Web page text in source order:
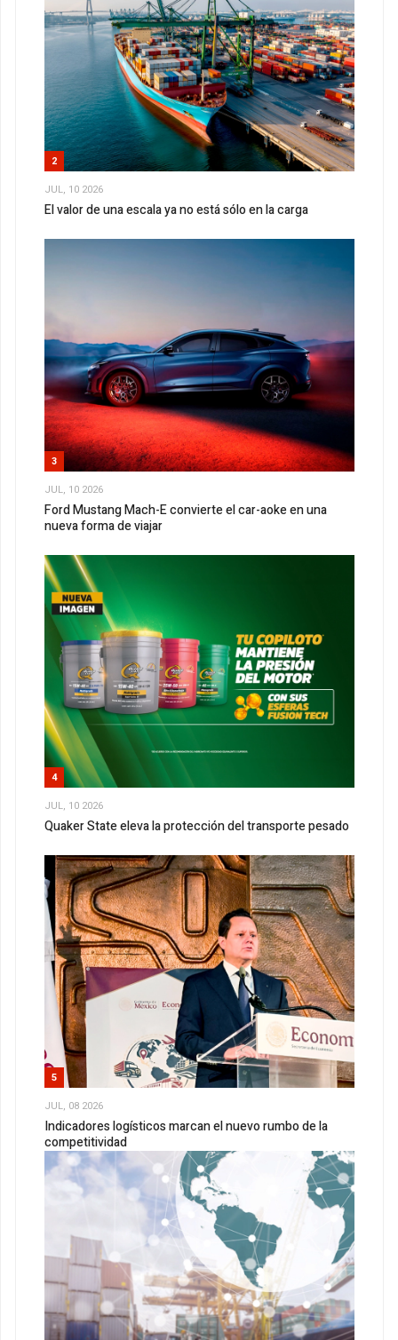
2
JUL, 10 2026
El valor de una escala ya no está sólo en la carga
3
JUL, 10 2026
Ford Mustang Mach-E convierte el car-aoke en una
nueva forma de viajar
4
JUL, 10 2026
Quaker State eleva la protección del transporte pesado
5
JUL, 08 2026
Indicadores logísticos marcan el nuevo rumbo de la
competitividad